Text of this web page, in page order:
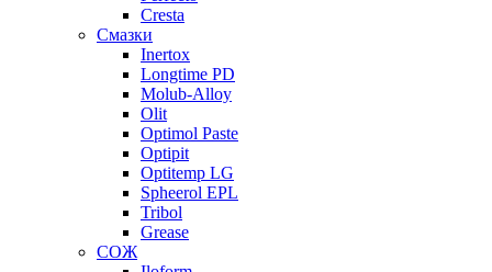
Cresta
Смазки
Inertox
Longtime PD
Molub-Alloy
Olit
Optimol Paste
Optipit
Optitemp LG
Spheerol EPL
Tribol
Grease
СОЖ